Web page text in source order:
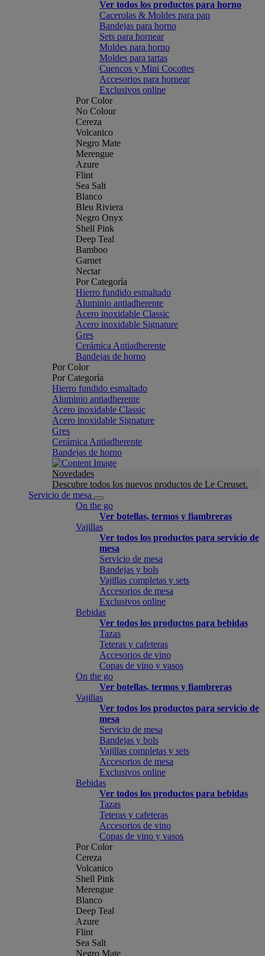
Ver todos los productos para horno
Cacerolas & Moldes para pan
Bandejas para horno
Sets para hornear
Moldes para horno
Moldes para tartas
Cuencos y Mini Cocottes
Accesorios para hornear
Exclusivos online
Por Color
No Colour
Cereza
Volcanico
Negro Mate
Merengue
Azure
Flint
Sea Salt
Blanco
Bleu Riviera
Negro Onyx
Shell Pink
Deep Teal
Bamboo
Garnet
Nectar
Por Categoría
Hierro fundido esmaltado
Aluminio antiadherente
Acero inoxidable Classic
Acero inoxidable Signature
Gres
Cerámica Antiadherente
Bandejas de horno
Por Color
Por Categoría
Hierro fundido esmaltado
Aluminio antiadherente
Acero inoxidable Classic
Acero inoxidable Signature
Gres
Cerámica Antiadherente
Bandejas de horno
Novedades
Descubre todos los nuevos productos de Le Creuset.
Servicio de mesa
On the go
Ver botellas, termos y fiambreras
Vajillas
Ver todos los productos para servicio de
mesa
Servicio de mesa
Bandejas y bols
Vajillas completas y sets
Accesorios de mesa
Exclusivos online
Bebidas
Ver todos los productos para bebidas
Tazas
Teteras y cafeteras
Accesorios de vino
Copas de vino y vasos
On the go
Ver botellas, termos y fiambreras
Vajillas
Ver todos los productos para servicio de
mesa
Servicio de mesa
Bandejas y bols
Vajillas completas y sets
Accesorios de mesa
Exclusivos online
Bebidas
Ver todos los productos para bebidas
Tazas
Teteras y cafeteras
Accesorios de vino
Copas de vino y vasos
Por Color
Cereza
Volcanico
Shell Pink
Merengue
Blanco
Deep Teal
Azure
Flint
Sea Salt
Negro Mate